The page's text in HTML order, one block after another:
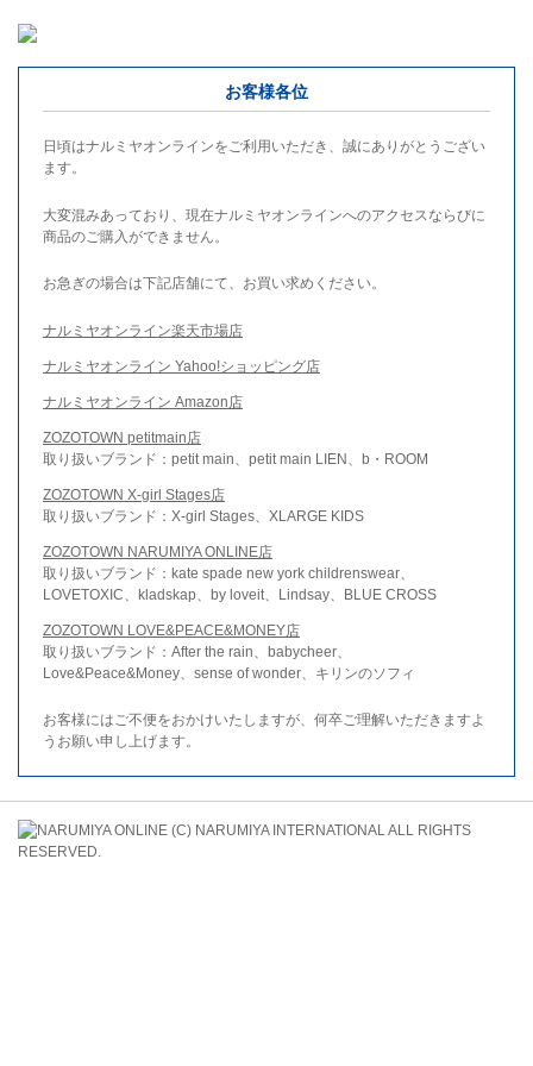
お客様各位
日頃はナルミヤオンラインをご利用いただき、誠にありがとうござい
ます。
大変混みあっており、現在ナルミヤオンラインへのアクセスならびに
商品のご購入ができません。
お急ぎの場合は下記店舗にて、お買い求めください。
ナルミヤオンライン楽天市場店
ナルミヤオンライン Yahoo!ショッピング店
ナルミヤオンライン Amazon店
ZOZOTOWN petitmain店
取り扱いブランド：petit main、petit main LIEN、b・ROOM
ZOZOTOWN X-girl Stages店
取り扱いブランド：X-girl Stages、XLARGE KIDS
ZOZOTOWN NARUMIYA ONLINE店
取り扱いブランド：kate spade new york childrenswear、
LOVETOXIC、kladskap、by loveit、Lindsay、BLUE CROSS
ZOZOTOWN LOVE&PEACE&MONEY店
取り扱いブランド：After the rain、babycheer、
Love&Peace&Money、sense of wonder、キリンのソフィ
お客様にはご不便をおかけいたしますが、何卒ご理解いただきますよ
うお願い申し上げます。